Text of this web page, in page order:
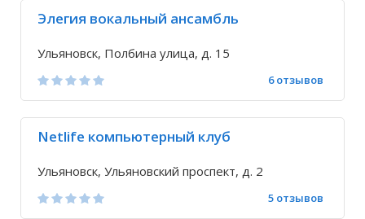
Элегия вокальный ансамбль
Ульяновск, Полбина улица, д. 15
6 отзывов
Netlife компьютерный клуб
Ульяновск, Ульяновский проспект, д. 2
5 отзывов